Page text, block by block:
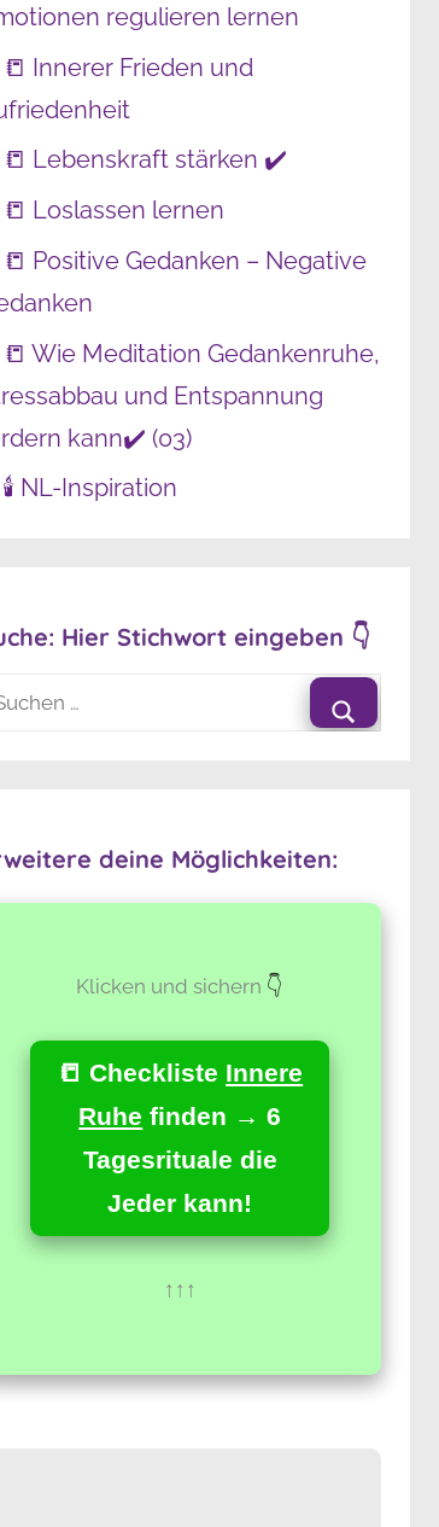
regulieren lernen
Innerer Frieden und
Lebenskraft stärken ✔️
Loslassen lernen
Positive Gedanken – Negative
Wie Meditation Gedankenruhe,
und Entspannung
kann✔️ (03)
NL-Inspiration
Hier Stichwort eingeben 👇
deine Möglichkeiten:
Klicken und sichern 👇
📒 Checkliste Innere
Ruhe finden → 6
Tagesrituale die
Jeder kann!
↑↑↑